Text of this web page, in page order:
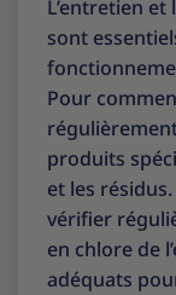
L’entretien et
sont
Pour
produits
et les
vérifier
en chlore de
adéquats